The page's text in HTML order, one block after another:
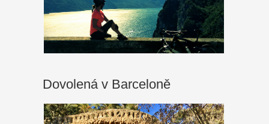
Dovolená v Barceloně